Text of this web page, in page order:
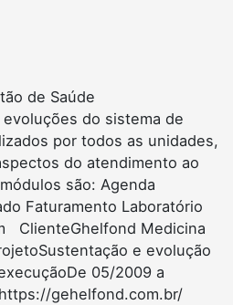
de Saúde
do sistema de
por todos as unidades,
do atendimento ao
são: Agenda
Faturamento Laboratório
ClienteGhelfond Medicina
e evolução
05/2009 a
gehelfond.com.br/